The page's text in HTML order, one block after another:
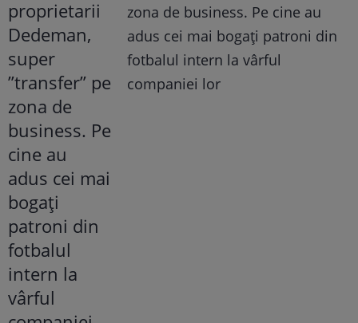
zona de business. Pe cine au
adus cei mai bogați patroni din
fotbalul intern la vârful
companiei lor